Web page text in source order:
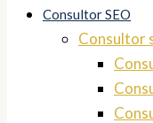
Consultor SEO
Consultor